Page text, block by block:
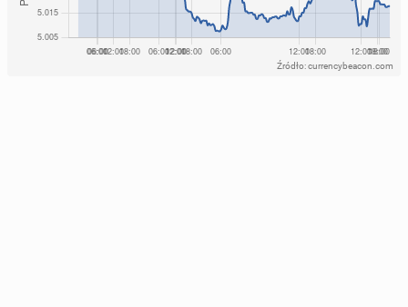
Źródło: currencybeacon.com